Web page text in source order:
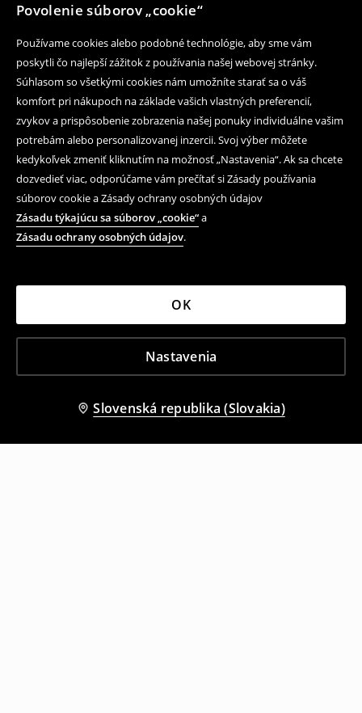
Povolenie súborov „cookie“
Používame cookies alebo podobné technológie, aby sme vám
poskytli čo najlepší zážitok z používania našej webovej stránky.
Súhlasom so všetkými cookies nám umožníte starať sa o váš
komfort pri nákupoch na základe vašich vlastných preferencií,
zvykov a prispôsobenie zobrazenia našej ponuky individuálne vašim
potrebám alebo personalizovanej inzercii. Svoj výber môžete
kedykoľvek zmeniť kliknutím na možnosť „Nastavenia“. Ak sa chcete
dozvedieť viac, odporúčame vám prečítať si Zásady používania
súborov cookie a Zásady ochrany osobných údajov
Zásadu týkajúcu sa súborov „cookie“a
Zásadu ochrany osobných údajov.
Nastavenia
OK
Slovenská republika (Slovakia)